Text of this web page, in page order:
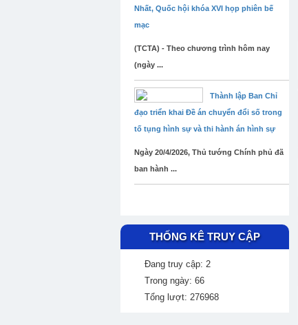
Nhất, Quốc hội khóa XVI họp phiên bế
mạc
(TCTA) - Theo chương trình hôm nay
(ngày ...
Thành lập Ban Chỉ
đạo triển khai Đề án chuyển đổi số trong
tố tụng hình sự và thi hành án hình sự
Ngày 20/4/2026, Thủ tướng Chính phủ đã
ban hành ...
THỐNG KÊ TRUY CẬP
Đang truy cập: 2
Trong ngày: 66
Tổng lượt: 276968